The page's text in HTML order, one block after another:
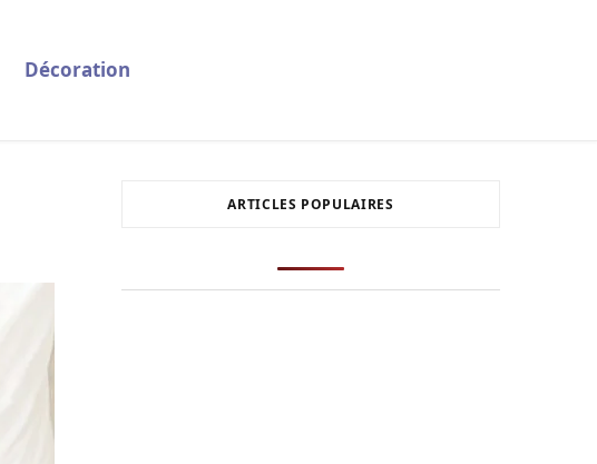
Décoration
ARTICLES POPULAIRES